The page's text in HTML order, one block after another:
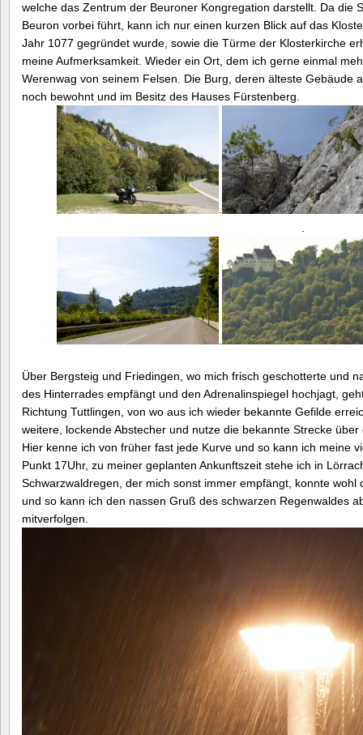
welche das Zentrum der Beuroner Kongregation darstellt. Da die
Beuron vorbei führt, kann ich nur einen kurzen Blick auf das
Jahr 1077 gegründet wurde, sowie die Türme der Klosterkirche
meine Aufmerksamkeit. Wieder ein Ort, dem ich gerne einmal
Werenwag von seinem Felsen. Die Burg, deren älteste Gebäude
noch bewohnt und im Besitz des Hauses Fürstenberg.
.
Über Bergsteig und Friedingen, wo mich frisch geschotterte und
des Hinterrades empfängt und den Adrenalinspiegel hochjagt,
Richtung Tuttlingen, von wo aus ich wieder bekannte Gefilde
weitere, lockende Abstecher und nutze die bekannte Strecke
Hier kenne ich von früher fast jede Kurve und so kann ich meine
Punkt 17Uhr, zu meiner geplanten Ankunftszeit stehe ich in
Schwarzwaldregen, der mich sonst immer empfängt, konnte
und so kann ich den nassen Gruß des schwarzen Regenwaldes
mitverfolgen.